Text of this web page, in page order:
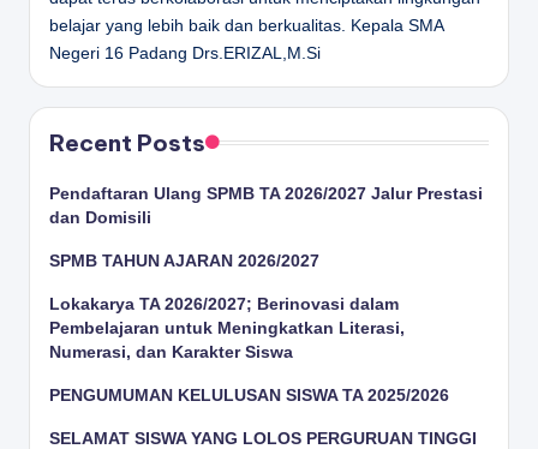
belajar yang lebih baik dan berkualitas.
Kepala SMA
Negeri 16 Padang Drs.ERIZAL,M.Si
Recent Posts
Pendaftaran Ulang SPMB TA 2026/2027 Jalur Prestasi
dan Domisili
SPMB TAHUN AJARAN 2026/2027
Lokakarya TA 2026/2027; Berinovasi dalam
Pembelajaran untuk Meningkatkan Literasi,
Numerasi, dan Karakter Siswa
PENGUMUMAN KELULUSAN SISWA TA 2025/2026
SELAMAT SISWA YANG LOLOS PERGURUAN TINGGI